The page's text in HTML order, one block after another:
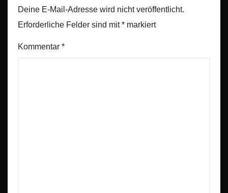
Deine E-Mail-Adresse wird nicht veröffentlicht.
Erforderliche Felder sind mit* markiert
Kommentar *